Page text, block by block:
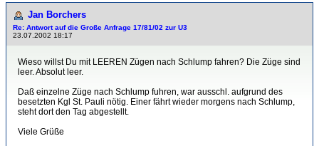
Jan Borchers
Re: Antwort auf die Große Anfrage 17/81/02 zur U3
23.07.2002 18:17
Wieso willst Du mit LEEREN Zügen nach Schlump fahren? Die Züge sind
leer. Absolut leer.
Daß einzelne Züge nach Schlump fuhren, war ausschl. aufgrund des
besetzten Kgl St. Pauli nötig. Einer fährt wieder morgens nach Schlump,
steht dort den Tag abgestellt.
Viele Grüße